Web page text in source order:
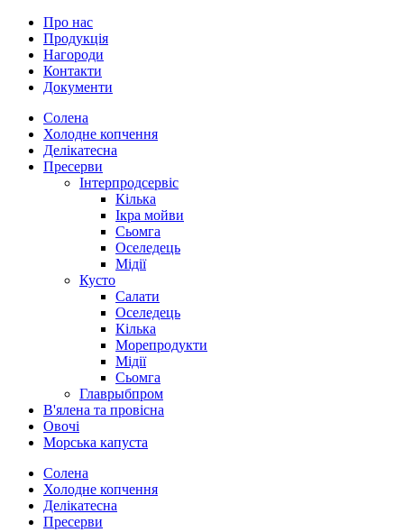
Про нас
Продукція
Нагороди
Контакти
Документи
Солена
Холодне копчення
Делікатесна
Пресерви
Інтерпродсервіс
Кілька
Ікра мойви
Сьомга
Оселедець
Мідії
Кусто
Салати
Оселедець
Кілька
Морепродукти
Мідії
Сьомга
Главрыбпром
В'ялена та провісна
Овочі
Морська капуста
Солена
Холодне копчення
Делікатесна
Пресерви